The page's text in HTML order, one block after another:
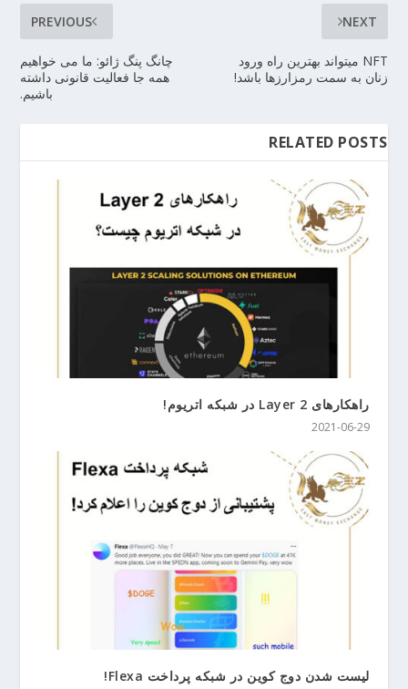
PREVIOUS
چانگ پنگ ژائو: ما می خواهیم
همه جا فعالیت قانونی داشته
باشیم.
NEXT
NFT میتواند بهترین راه ورود
زنان به سمت رمزارزها باشد!
RELATED POSTS
راهکارهای Layer 2 در شبکه اتریوم!
2021-06-29
لیست شدن دوج کوین در شبکه پرداخت Flexa!